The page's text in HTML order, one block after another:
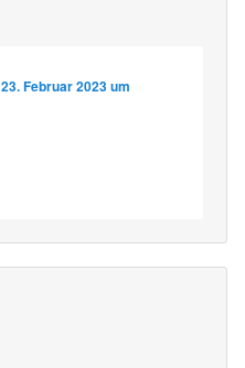
23. Februar 2023 um